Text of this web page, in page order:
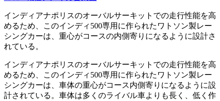
インディアナポリスのオーバルサーキットでの走行性能を高
めるため、このインディ500専用に作られたワトソン製レー
シングカーは、重心がコースの内側寄りになるように設計さ
れている。
インディアナポリスのオーバルサーキットでの走行性能を高
めるため、このインディ500専用に作られたワトソン製レー
シングカーは、車体の重心がコース内側寄りになるように設
計されている。車体は多くのライバル車よりも長く、低く作